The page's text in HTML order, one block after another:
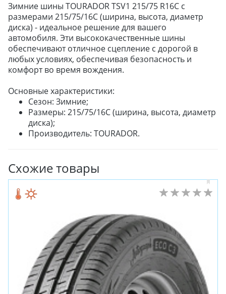
Зимние шины TOURADOR TSV1 215/75 R16C с
размерами 215/75/16C (ширина, высота, диаметр
диска) - идеальное решение для вашего
автомобиля. Эти высококачественные шины
обеспечивают отличное сцепление с дорогой в
любых условиях, обеспечивая безопасность и
комфорт во время вождения.
Основные характеристики:
Сезон: Зимние;
Размеры: 215/75/16C (ширина, высота, диаметр
диска);
Производитель: TOURADOR.
Схожие товары